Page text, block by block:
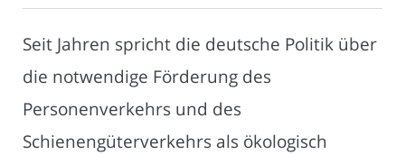
Seit Jahren spricht die deutsche Politik über
die notwendige Förderung des
Personenverkehrs und des
Schienengüterverkehrs als ökologisch